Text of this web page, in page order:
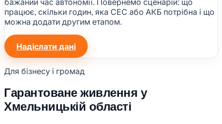
бажаний час автономії. Повернемо сценарій: що
працює, скільки годин, яка СЕС або АКБ потрібна і що
можна додати другим етапом.
Надіслати дані
Для бізнесу і громад
Гарантоване живлення у
Хмельницькій області